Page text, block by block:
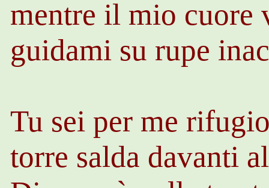
mentre il mio cuore
guidami su rupe
Tu sei per me
torre salda davanti